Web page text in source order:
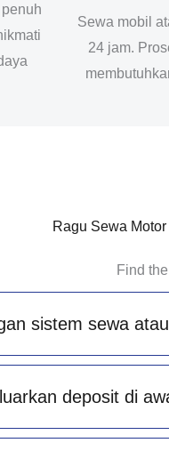
Sewa mobil
24 jam.
Ragu Sewa
Find
sistem sewa
deposit di